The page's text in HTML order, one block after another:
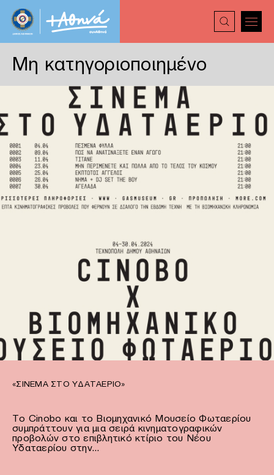
Μη κατηγοριοποιημένο
«ΣΙΝΕΜΆ ΣΤΟ ΥΔΑΤΑΈΡΙΟ»
Το Cinobo και το Βιομηχανικό Μουσείο Φωταερίου
συμπράττουν για μια σειρά κινηματογραφικών
προβολών στο επιβλητικό κτίριο του Νέου
Υδαταερίου στην…